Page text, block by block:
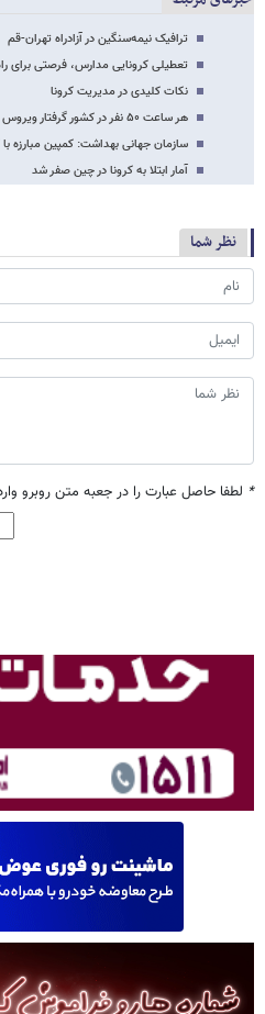
ترافیک نیمه‌سنگین در آزادراه تهران-قم
تعطیلی کرونایی مدارس، فرصتی برای
نکات کلیدی در مدیریت کرونا
هر ساعت ۵۰ نفر در کشور گرفتار ویروس کرونا می‌شوند
سازمان جهانی بهداشت: کمپین مبارزه با
آمار ابتلا به کرونا در چین صفر شد
نظر شما
* لطفا حاصل عبارت را در جعبه متن روبرو